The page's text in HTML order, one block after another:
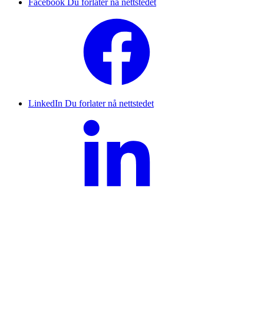
Facebook Du forlater nå nettstedet
LinkedIn Du forlater nå nettstedet